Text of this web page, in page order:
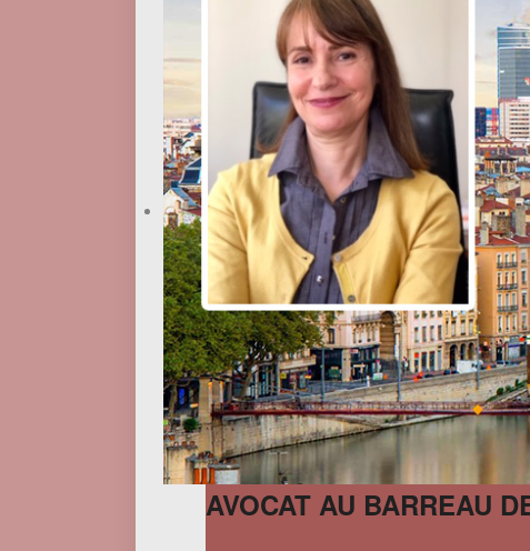
AVOCAT AU BARREAU